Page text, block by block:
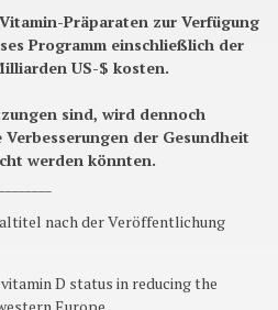
Präparaten zur Verfügung
Programm einschließlich der
US-$ kosten.
sind, wird dennoch
der Gesundheit
werden könnten.
nach der Veröffentlichung
D status in reducing the